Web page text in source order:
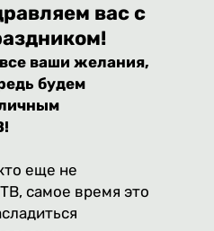
вас с
ваши желания,
будем
еще не
самое время это